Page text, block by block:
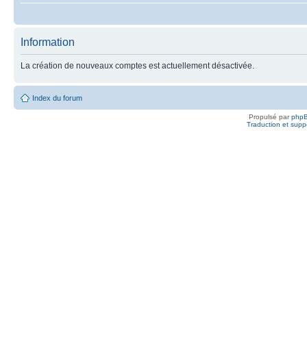
Information
La création de nouveaux comptes est actuellement désactivée.
Index du forum
Propulsé par
Traduction et